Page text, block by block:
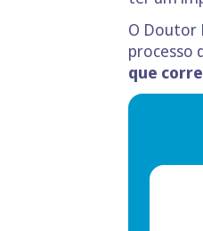
O Doutor
processo
que